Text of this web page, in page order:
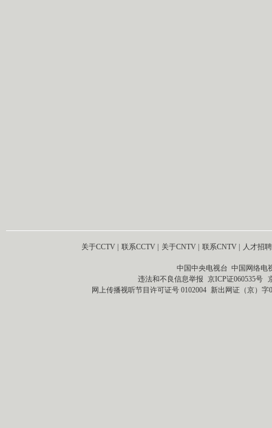
关于CCTV 联系CCTV 关于CNTV 联系CNTV 人才招聘
中国中央电视台 中国网络电
违法和不良信息举报 京ICP证060535号
网上传播视听节目许可证号 0102004 新出网证（京）